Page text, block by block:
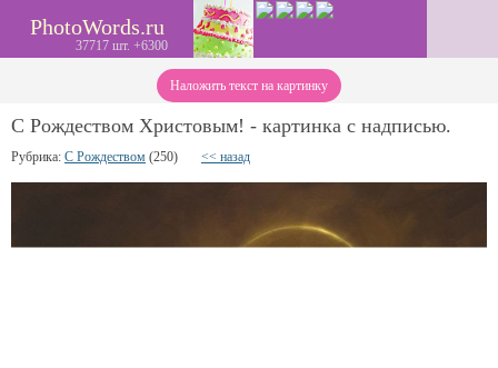
PhotoWords.ru
37717 шт. +6300
Наложить текст на картинку
С Рождеством Христовым! - картинка с надписью.
Рубрика: С Рождеством (250) << назад